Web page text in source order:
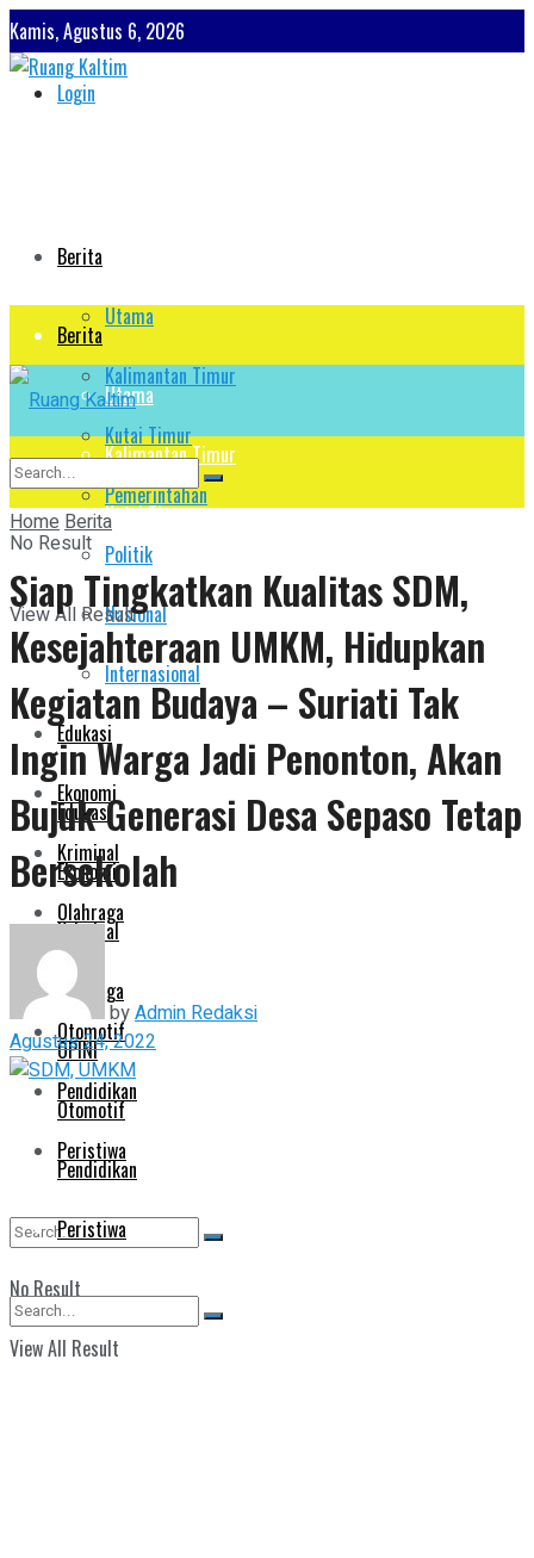
Kamis, Agustus 6, 2026
Login
Berita
Utama
Kalimantan Timur
Kutai Timur
Pemerintahan
Politik
Nasional
Internasional
Edukasi
Ekonomi
Kriminal
Olahraga
OPINI
Otomotif
Pendidikan
Peristiwa
No Result
View All Result
Berita
Utama
Kalimantan Timur
Kutai Timur
Pemerintahan
Politik
Nasional
Internasional
Edukasi
Ekonomi
Kriminal
Olahraga
OPINI
Otomotif
Pendidikan
Peristiwa
No Result
View All Result
HomeBerita
Siap Tingkatkan Kualitas SDM,
Kesejahteraan UMKM, Hidupkan
Kegiatan Budaya – Suriati Tak
Ingin Warga Jadi Penonton, Akan
Bujuk Generasi Desa Sepaso Tetap
Bersekolah
byAdmin Redaksi
Agustus 24, 2022